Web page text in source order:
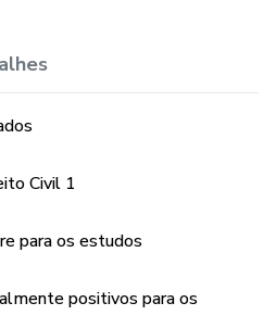
subjetivos e objetivos
Civil 1
para os estudos
positivos para os